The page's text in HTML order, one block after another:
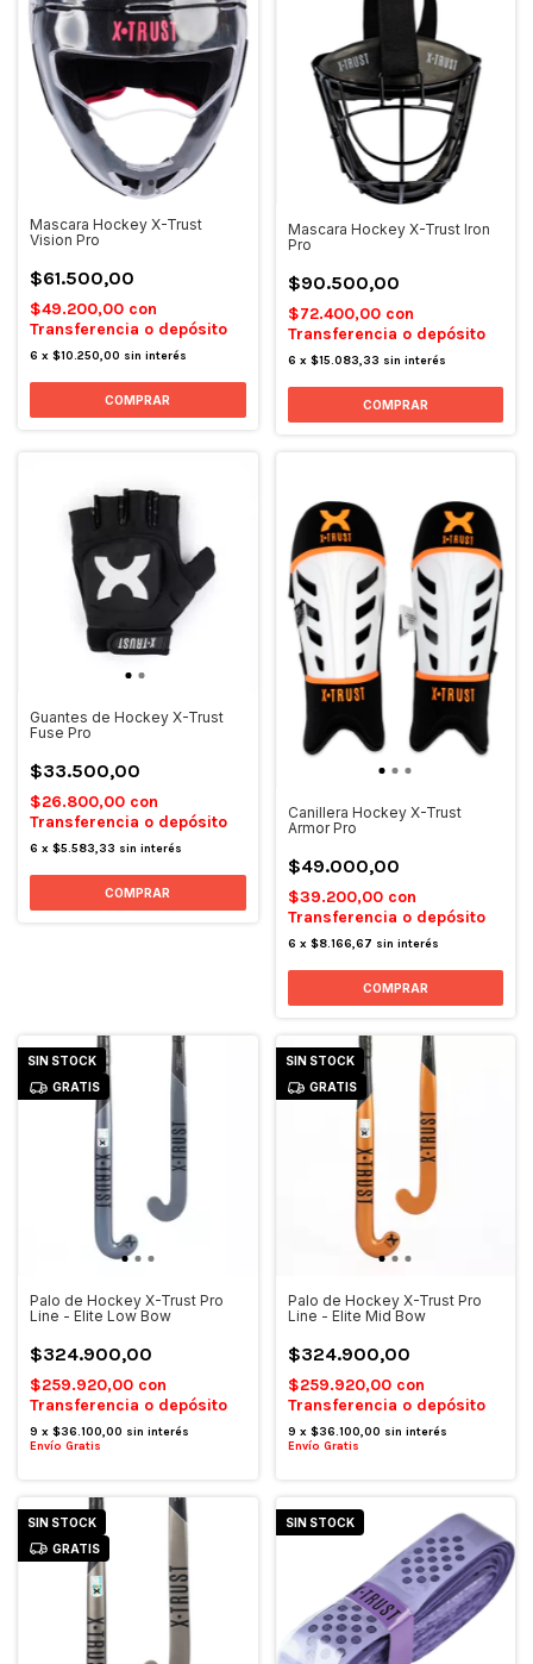
Mascara Hockey X-Trust
Vision Pro
$61.500,00
$49.200,00 con
Transferencia o depósito
6 x $10.250,00 sin interés
COMPRAR
Mascara Hockey X-Trust Iron
Pro
$90.500,00
$72.400,00 con
Transferencia o depósito
6 x $15.083,33 sin interés
COMPRAR
Guantes de Hockey X-Trust
Fuse Pro
$33.500,00
$26.800,00 con
Transferencia o depósito
6 x $5.583,33 sin interés
COMPRAR
Canillera Hockey X-Trust
Armor Pro
$49.000,00
$39.200,00 con
Transferencia o depósito
6 x $8.166,67 sin interés
COMPRAR
SIN STOCK
GRATIS
Palo de Hockey X-Trust Pro
Line - Elite Low Bow
$324.900,00
$259.920,00 con
Transferencia o depósito
9 x $36.100,00 sin interés
Envío Gratis
SIN STOCK
GRATIS
Palo de Hockey X-Trust Pro
Line - Elite Mid Bow
$324.900,00
$259.920,00 con
Transferencia o depósito
9 x $36.100,00 sin interés
Envío Gratis
SIN STOCK
GRATIS
SIN STOCK